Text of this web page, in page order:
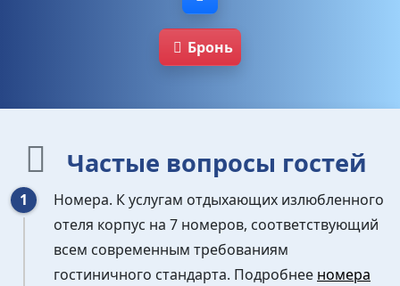
Бронь
Частые вопросы гостей
Номера. К услугам отдыхающих излюбленного
отеля корпус на 7 номеров, соответствующий
всем современным требованиям
гостиничного стандарта. Подробнее номера